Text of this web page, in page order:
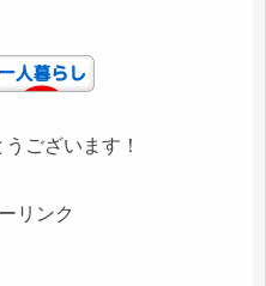
ございます！
リンク